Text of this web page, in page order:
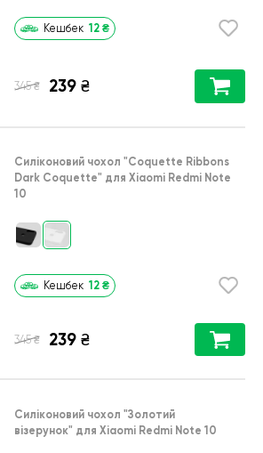
Кешбек 12 ₴
345 ₴ 239 ₴
Силіконовий чохол "Coquette Ribbons
Dark Coquette" для Xiaomi Redmi Note
10
Кешбек 12 ₴
345 ₴ 239 ₴
Силіконовий чохол "Золотий
візерунок" для Xiaomi Redmi Note 10